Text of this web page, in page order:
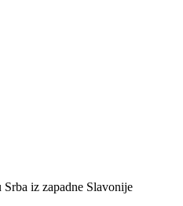
iz zapadne Slavonije